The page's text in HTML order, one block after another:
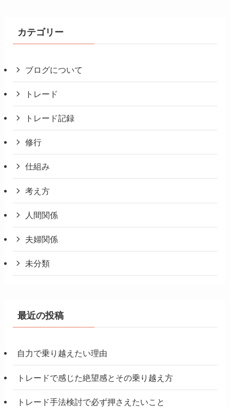
カテゴリー
ブログについて
トレード
トレード記録
修行
仕組み
考え方
人間関係
夫婦関係
未分類
最近の投稿
自力で乗り越えたい理由
トレードで感じた絶望感とその乗り越え方
トレード手法検討で必ず押さえたいこと